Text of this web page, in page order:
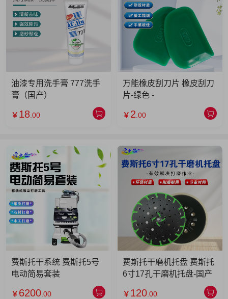
油漆专用洗手膏 777洗手
膏（国产）
￥ 18 .00
万能橡皮刮刀片 橡皮刮刀
片-绿色 -
￥ 2 .00
费斯托干系统 费斯托5号
电动简易套装
￥ 6200 .00
费斯托干磨机托盘 费斯托
6寸17孔干磨机托盘-国产
￥ 120 .00